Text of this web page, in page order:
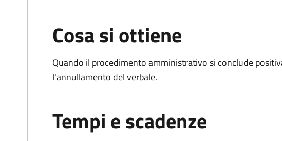
Cosa si ottiene
Quando il procedimento amministrativo si conclude
l'annullamento del verbale.
Tempi e scadenze